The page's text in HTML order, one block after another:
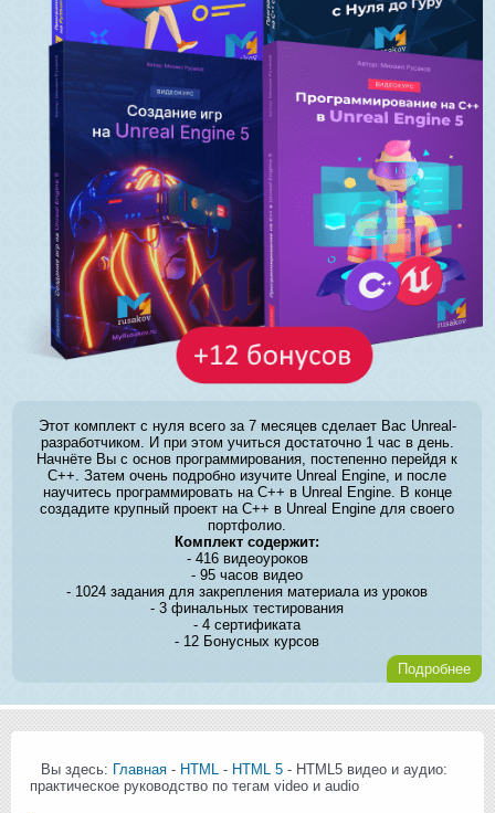
Этот комплект с нуля всего за 7 месяцев сделает Вас Unreal-
разработчиком. И при этом учиться достаточно 1 час в день.
Начнёте Вы с основ программирования, постепенно перейдя к
C++. Затем очень подробно изучите Unreal Engine, и после
научитесь программировать на C++ в Unreal Engine. В конце
создадите крупный проект на C++ в Unreal Engine для своего
портфолио.
Комплект содержит:
- 416 видеоуроков
- 95 часов видео
- 1024 задания для закрепления материала из уроков
- 3 финальных тестирования
- 4 сертификата
- 12 Бонусных курсов
Подробнее
Вы здесь: Главная - HTML - HTML 5 - HTML5 видео и аудио:
практическое руководство по тегам video и audio